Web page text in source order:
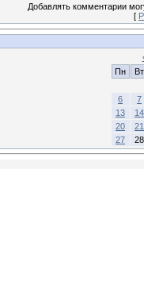
Добавлять комментарии
[
Пн
Вт
6
7
13
14
20
21
27
28